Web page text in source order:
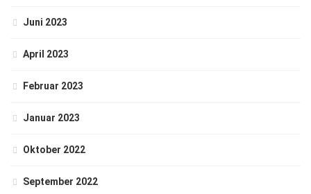
Juni 2023
April 2023
Februar 2023
Januar 2023
Oktober 2022
September 2022